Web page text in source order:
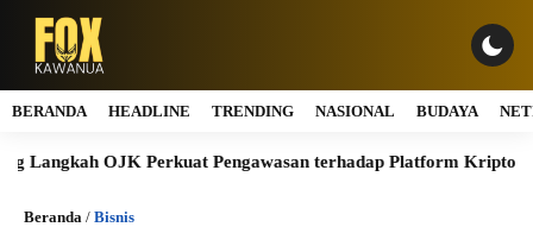
BERANDA HEADLINE TRENDING NASIONAL BUDAYA
OJK Perkuat Pengawasan terhadap Platform Kripto Tanpa Izin
Beranda / Bisnis